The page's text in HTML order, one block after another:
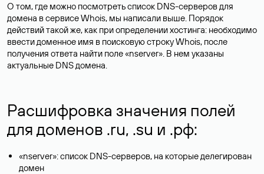
О том, где можно посмотреть список DNS-серверов для
домена в сервисе Whois, мы написали выше. Порядок
действий такой же, как при определении хостинга: необходимо
ввести доменное имя в поисковую строку Whois, после
получения ответа найти поле «nserver». В нем указаны
актуальные DNS домена.
Расшифровка значения полей
для доменов .ru, .su и .рф:
«nserver»: список DNS-серверов, на которые делегирован
домен